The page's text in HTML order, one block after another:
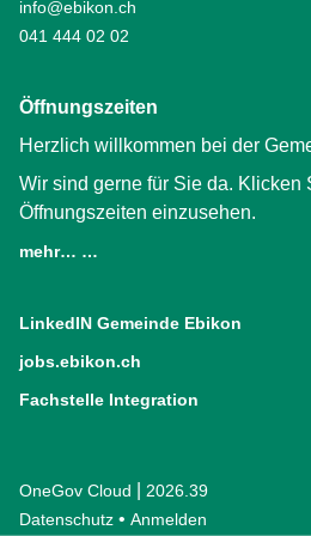
info@ebikon.ch
041 444 02 02
Öffnungszeiten
Herzlich willkommen bei der
Wir sind gerne für Sie da. Klicken
Öffnungszeiten einzusehen.
mehr… …
LinkedIN Gemeinde Ebikon
jobs.ebikon.ch
Fachstelle Integration
OneGov Cloud (External Link)
2026.39
Datenschutz (External Link)
Anmelden